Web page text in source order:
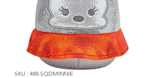
SKU : 488-SQDMINNIE